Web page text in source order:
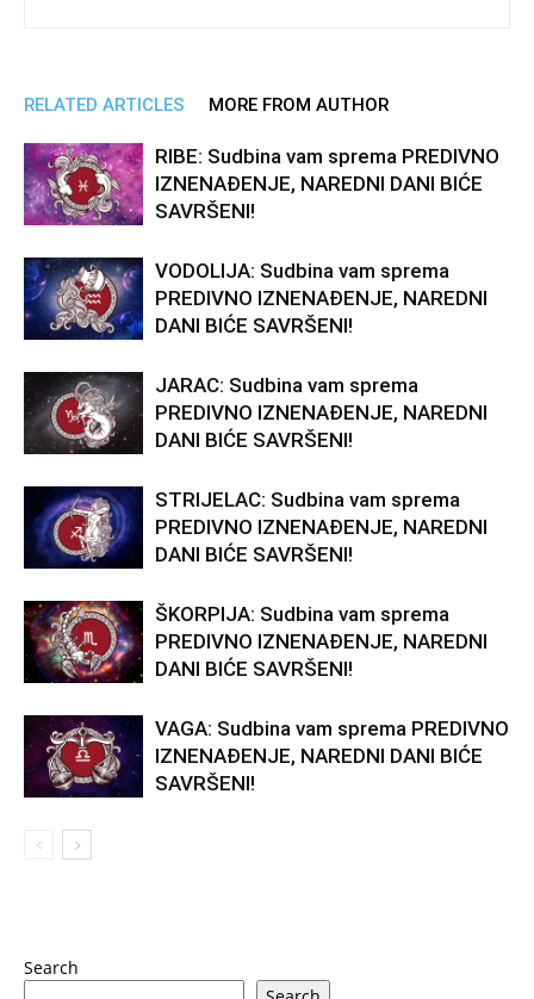
RELATED ARTICLES MORE FROM AUTHOR
RIBE: Sudbina vam sprema PREDIVNO
IZNENAĐENJE, NAREDNI DANI BIĆE
SAVRŠENI!
VODOLIJA: Sudbina vam sprema
PREDIVNO IZNENAĐENJE, NAREDNI
DANI BIĆE SAVRŠENI!
JARAC: Sudbina vam sprema
PREDIVNO IZNENAĐENJE, NAREDNI
DANI BIĆE SAVRŠENI!
STRIJELAC: Sudbina vam sprema
PREDIVNO IZNENAĐENJE, NAREDNI
DANI BIĆE SAVRŠENI!
ŠKORPIJA: Sudbina vam sprema
PREDIVNO IZNENAĐENJE, NAREDNI
DANI BIĆE SAVRŠENI!
VAGA: Sudbina vam sprema PREDIVNO
IZNENAĐENJE, NAREDNI DANI BIĆE
SAVRŠENI!
Search